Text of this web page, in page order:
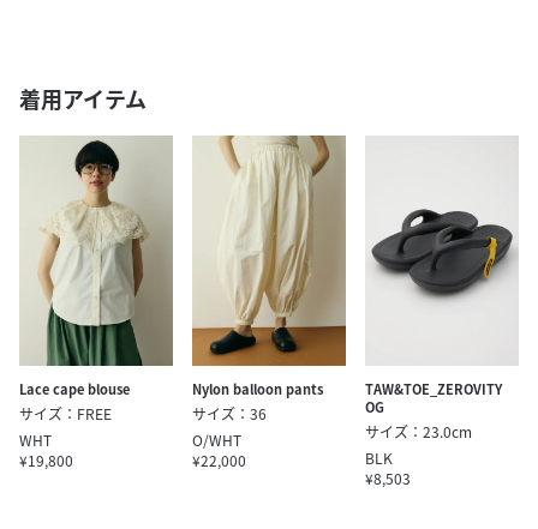
着用アイテム
Lace cape blouse
サイズ：FREE
WHT
¥19,800
Nylon balloon pants
サイズ：36
O/WHT
¥22,000
TAW&TOE_ZEROVITY
OG
サイズ：23.0cm
BLK
¥8,503